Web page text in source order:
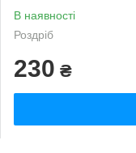
В наявності
Роздріб
230 ₴